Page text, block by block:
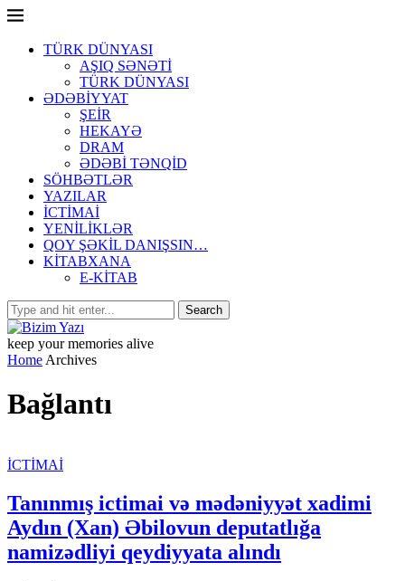
TÜRK DÜNYASI
AŞIQ SƏNƏTİ
TÜRK DÜNYASI
ƏDƏBİYYAT
ŞEİR
HEKAYƏ
DRAM
ƏDƏBİ TƏNQİD
SÖHBƏTLƏR
YAZILAR
İCTİMAİ
YENİLİKLƏR
QOY ŞƏKİL DANIŞSIN…
KİTABXANA
E-KİTAB
keep your memories alive
Home Archives
Bağlantı
İCTİMAİ
Tanınmış ictimai və mədəniyyət xadimi
Aydın (Xan) Əbilovun deputatlığa
namizədliyi qeydiyyata alındı